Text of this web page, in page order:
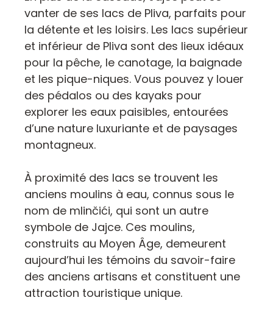
vanter de ses lacs de Pliva, parfaits pour
la détente et les loisirs. Les lacs supérieur
et inférieur de Pliva sont des lieux idéaux
pour la pêche, le canotage, la baignade
et les pique-niques. Vous pouvez y louer
des pédalos ou des kayaks pour
explorer les eaux paisibles, entourées
d’une nature luxuriante et de paysages
montagneux.
À proximité des lacs se trouvent les
anciens moulins à eau, connus sous le
nom de mlinčići, qui sont un autre
symbole de Jajce. Ces moulins,
construits au Moyen Âge, demeurent
aujourd’hui les témoins du savoir-faire
des anciens artisans et constituent une
attraction touristique unique.